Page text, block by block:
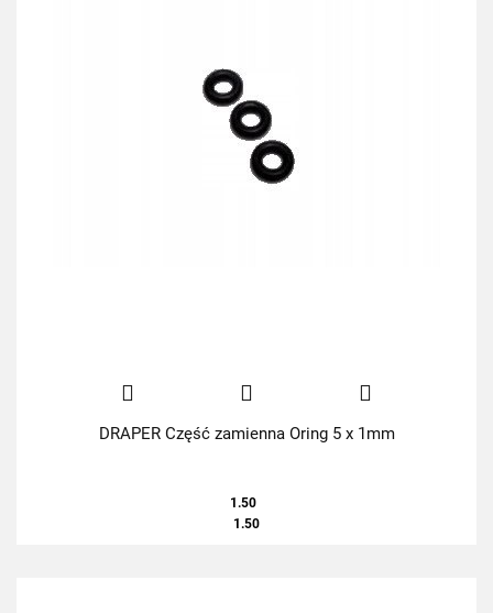
DRAPER Część zamienna Oring 5 x 1mm
1.50
1.50